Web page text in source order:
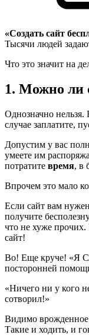
«Создать сайт
Тысячи людей
Что это значит на
1. Можно ли
Однозначно
случае заплатите,
Допустим у вас
умеете им
потратите время, в
Впрочем это мало
Если сайт вам
получите
что не хуже
сайт!
Во! Еще круче! «Я
посторонней
«Ничего ни у кого
сотворил!»
Видимо врожденное
Такие и ходить, и